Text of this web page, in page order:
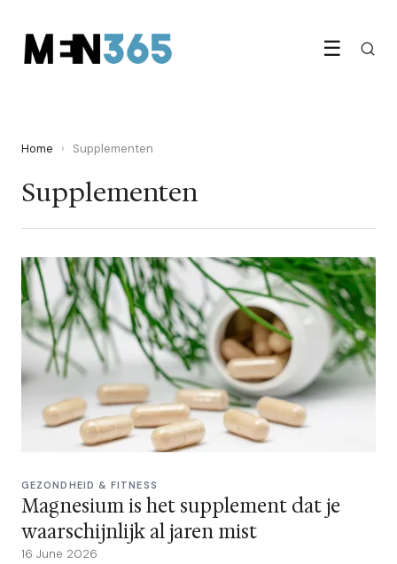
☰
Home › Supplementen
Supplementen
GEZONDHEID & FITNESS
Magnesium is het supplement dat je
waarschijnlijk al jaren mist
16 June 2026